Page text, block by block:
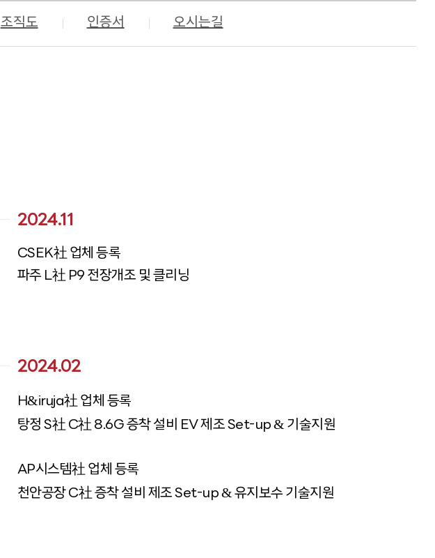
조직도 인증서 오시는길
2024.11
CSEK社 업체 등록
파주 L社 P9 전장개조 및 클리닝
2024.02
H&iruja社 업체 등록
탕정 S社 C社 8.6G 증착 설비 EV 제조 Set-up&기술지원
AP시스템社 업체 등록
천안공장 C社 증착 설비 제조 Set-up &유지보수 기술지원